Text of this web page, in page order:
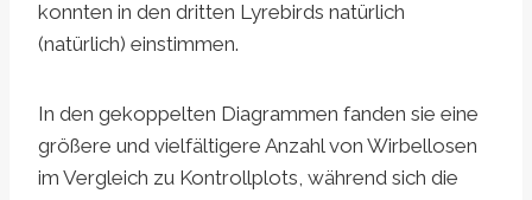
konnten in den dritten Lyrebirds natürlich
(natürlich) einstimmen.
In den gekoppelten Diagrammen fanden sie eine
größere und vielfältigere Anzahl von Wirbellosen
im Vergleich zu Kontrollplots, während sich die